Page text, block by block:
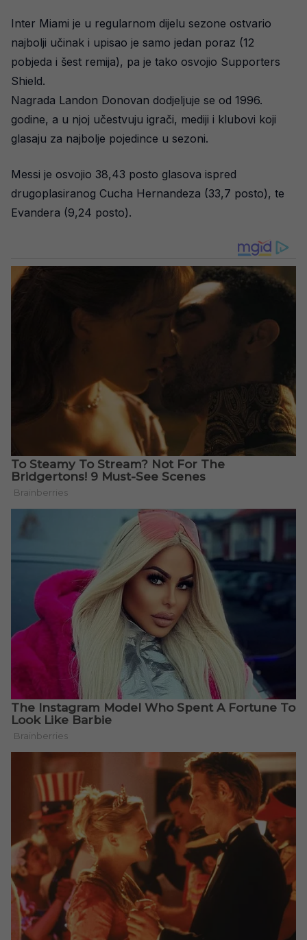
Inter Miami je u regularnom dijelu sezone ostvario
najbolji učinak i upisao je samo jedan poraz (12
pobjeda i šest remija), pa je tako osvojio Supporters
Shield.
Nagrada Landon Donovan dodjeljuje se od 1996.
godine, a u njoj učestvuju igrači, mediji i klubovi koji
glasaju za najbolje pojedince u sezoni.
Messi je osvojio 38,43 posto glasova ispred
drugoplasiranog Cucha Hernandeza (33,7 posto), te
Evandera (9,24 posto).